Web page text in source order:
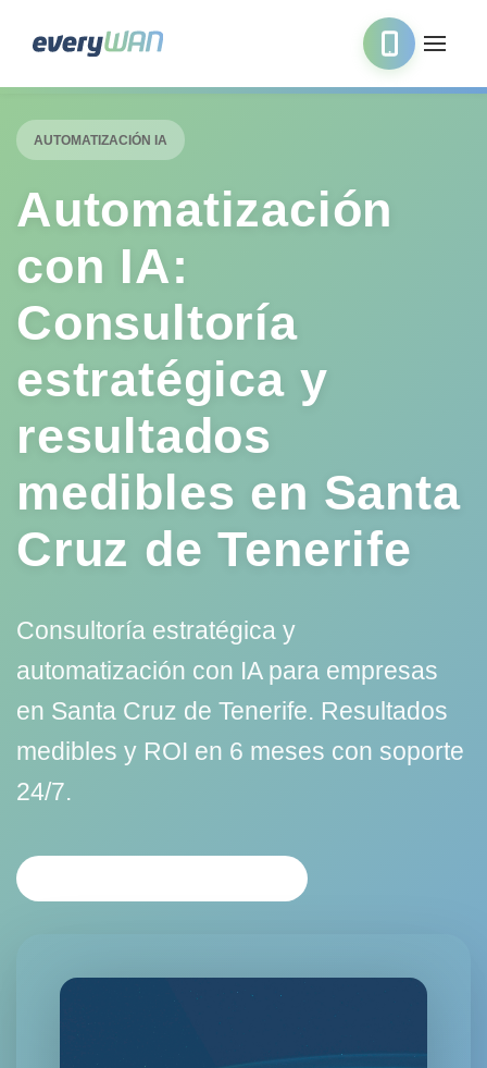
AUTOMATIZACIÓN IA
Automatización
con IA:
Consultoría
estratégica y
resultados
medibles en Santa
Cruz de Tenerife
Consultoría estratégica y
automatización con IA para empresas
en Santa Cruz de Tenerife. Resultados
medibles y ROI en 6 meses con soporte
24/7.